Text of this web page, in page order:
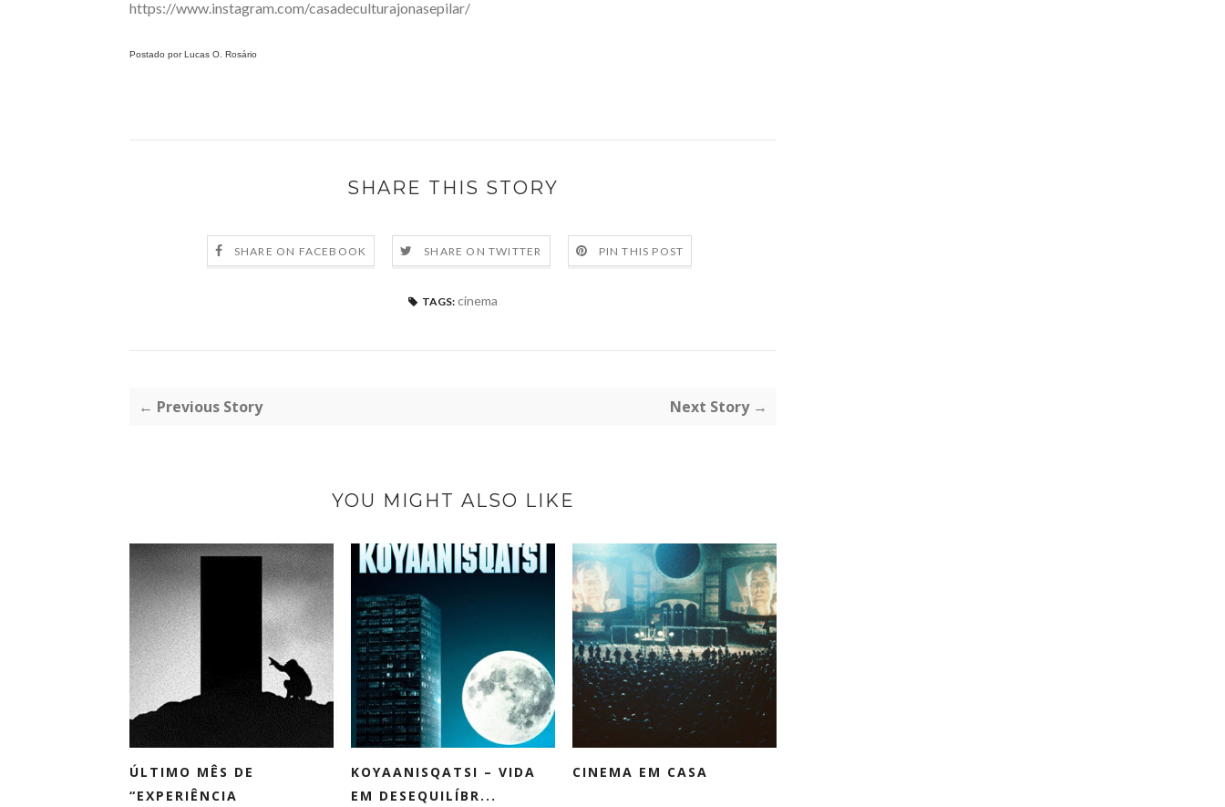
https://www.instagram.com/casadeculturajonasepilar/
Postado por Lucas O. Rosário
SHARE THIS STORY
SHARE ON FACEBOOK SHARE ON TWITTER PIN THIS POST
TAGS: cinema
← Previous Story Next Story →
YOU MIGHT ALSO LIKE
ÚLTIMO MÊS DE
“EXPERIÊNCIA
KOYAANISQATSI – VIDA
EM DESEQUILÍBR...
CINEMA EM CASA